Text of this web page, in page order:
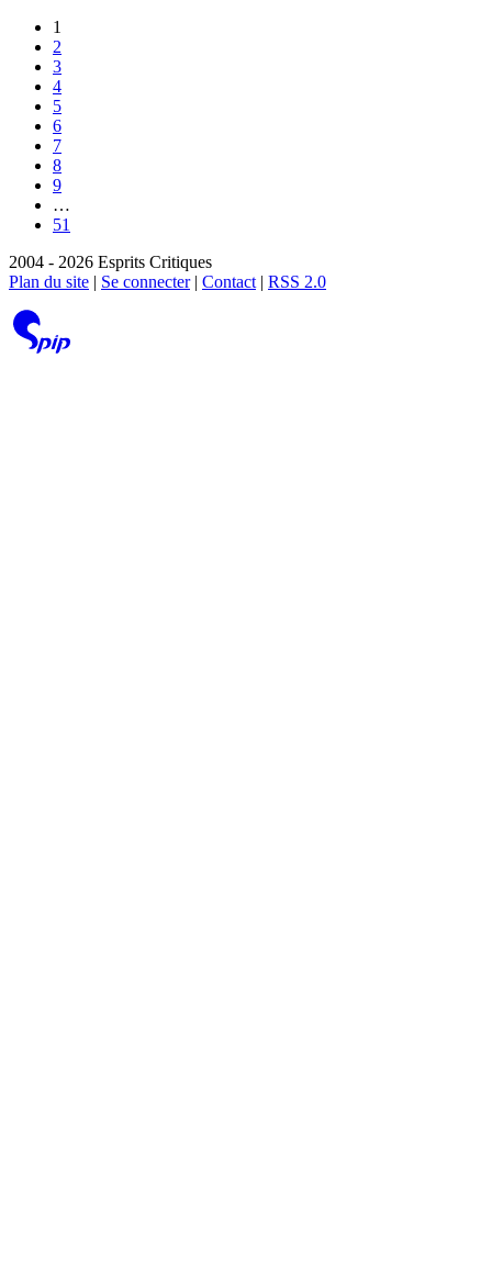
1
2
3
4
5
6
7
8
9
…
51
2004 - 2026 Esprits Critiques
Plan du site | Se connecter| Contact | RSS 2.0